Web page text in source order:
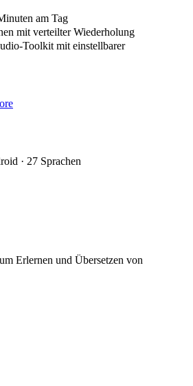
am Tag
mit verteilter Wiederholung
Toolkit mit einstellbarer
· 27 Sprachen
Erlernen und Übersetzen von